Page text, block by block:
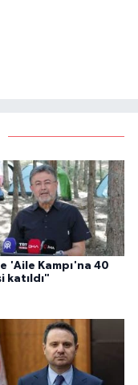
'Aile Kampı'na 40
katıldı"